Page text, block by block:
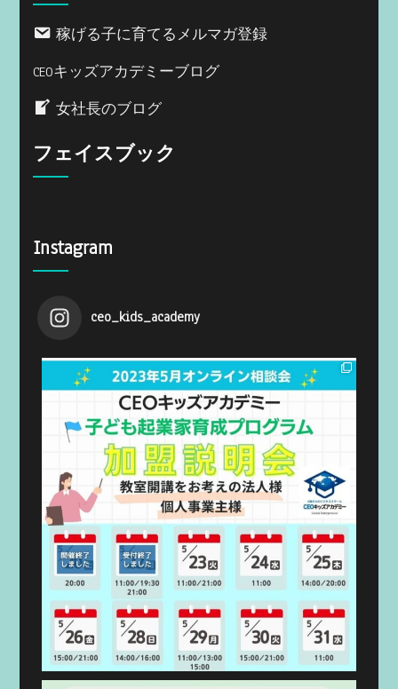
稼げる子に育てるメルマガ登録
CEOキッズアカデミーブログ
女社長のブログ
フェイスブック
Instagram
ceo_kids_academy